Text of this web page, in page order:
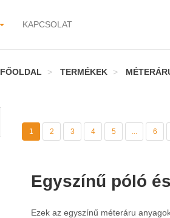
KAPCSOLAT
FŐOLDAL TERMÉKEK
1 2 3 4 5 ... 6
Egyszínű póló
Ezek az egyszínű méteráru